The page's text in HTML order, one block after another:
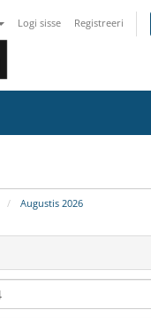
Logi sisse Registreeri
Augustis 2026